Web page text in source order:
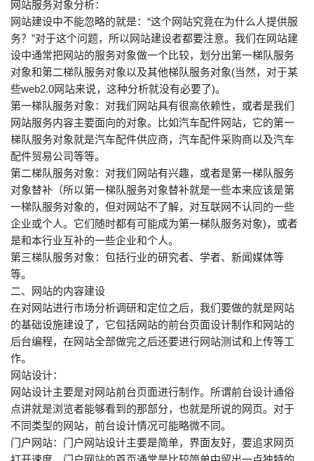
网站服务对象分析：
网站建设中不能忽略的就是：“这个网站究竟在为什么人提供服
务？”对于这个问题，所以网站建设者都要注意。我们在网站建
设中通常把网站的服务对象做一个比较，划分出第一梯队服务
对象和第二梯队服务对象以及其他梯队服务对象(当然，对于某
些web2.0网站来说，这种分析就没有必要了)。
第一梯队服务对象：对我们网站具有很高依赖性，或者是我们
网站服务内容主要面向的对象。比如汽车配件网站，它的第一
梯队服务对象就是汽车配件供应商，汽车配件采购商以及汽车
配件贸易公司等等。
第二梯队服务对象：对我们网站有兴趣，或者是第一梯队服务
对象替补（所以第一梯队服务对象替补就是一些本来应该是第
一梯队服务对象的，但对网站不了解，对互联网不认同的一些
企业或个人。它们随时都有可能成为第一梯队服务对象)，或者
是和本行业互补的一些企业和个人。
第三梯队服务对象：包括行业的研究者、学者、新闻媒体等
等。
二、网站的内容建设
在对网站进行市场分析调研和定位之后，我们要做的就是网站
的基础设施建设了，它包括网站的前台页面设计制作和网站的
后台编程，在网站全部做完之后还要进行网站测试和上传等工
作。
网站设计：
网站设计主要是对网站前台页面进行制作。所谓前台设计通俗
点讲就是浏览者能够看到的那部分，也就是所说的网页。对于
不同类型的网站，前台设计情况可能略微不同。
门户网站：门户网站设计主要是简单，界面友好，要追求网页